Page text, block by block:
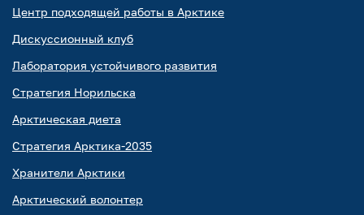
Центр подходящей работы в Арктике
Дискуссионный клуб
Лаборатория устойчивого развития
Стратегия Норильска
Арктическая диета
Стратегия Арктика-2035
Хранители Арктики
Арктический волонтер